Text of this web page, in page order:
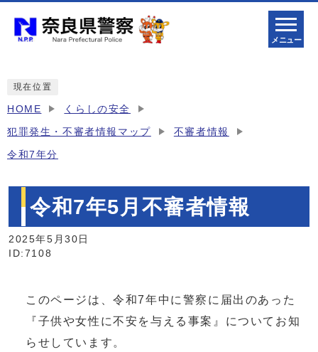
メニュー
現在位置
HOME くらしの安全
犯罪発生・不審者情報マップ 不審者情報
令和7年分
令和7年5月不審者情報
2025年5月30日
ID:7108
このページは、令和7年中に警察に届出のあった
『子供や女性に不安を与える事案』についてお知
らせしています。